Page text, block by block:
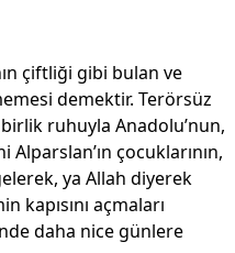
çiftliği gibi bulan ve
demektir. Terörsüz
ruhuyla Anadolu’nun,
çocuklarının,
ya Allah diyerek
kapısını açmaları
daha nice günlere